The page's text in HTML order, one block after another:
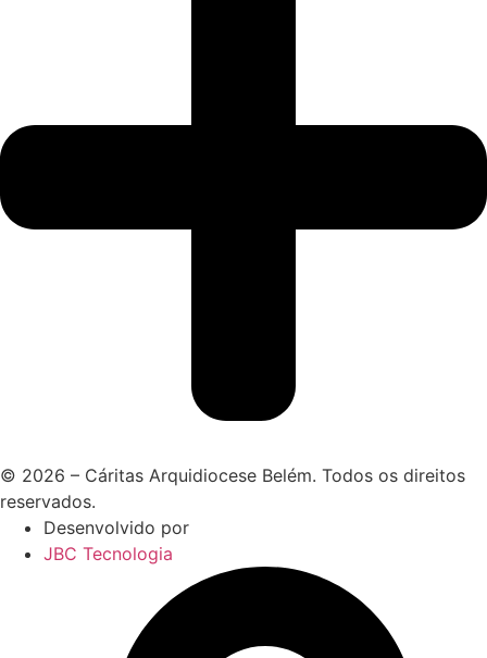
© 2026 – Cáritas Arquidiocese Belém. Todos os direitos
reservados.
Desenvolvido por
JBC Tecnologia